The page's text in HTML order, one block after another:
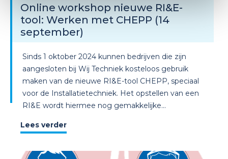
Online workshop nieuwe RI&E-
tool: Werken met CHEPP (14
september)
Sinds 1 oktober 2024 kunnen bedrijven die zijn
aangesloten bij Wij Techniek kosteloos gebruik
maken van de nieuwe RI&E-tool CHEPP, speciaal
voor de Installatietechniek. Het opstellen van een
RI&E wordt hiermee nog gemakkelijke...
Lees verder